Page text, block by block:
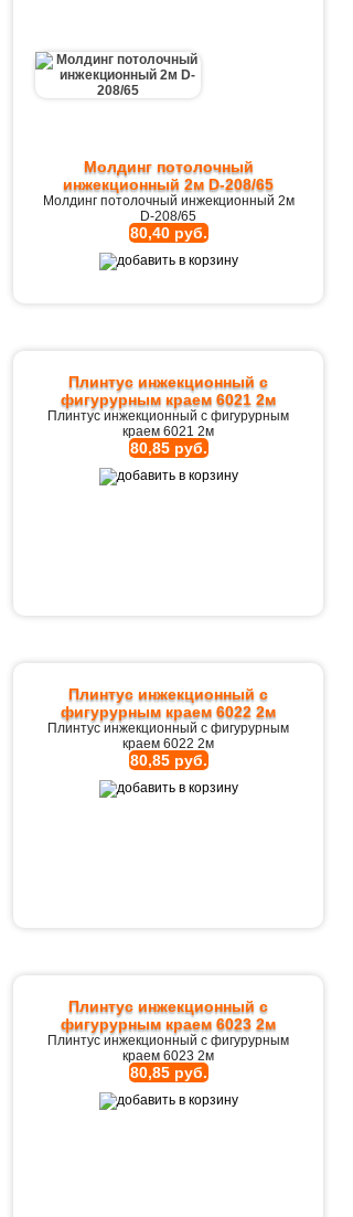
Молдинг потолочный
инжекционный 2м D-208/65
Молдинг потолочный инжекционный 2м
D-208/65
80,40 руб.
Плинтус инжекционный с
фигурурным краем 6021 2м
Плинтус инжекционный с фигурурным
краем 6021 2м
80,85 руб.
Плинтус инжекционный с
фигурурным краем 6022 2м
Плинтус инжекционный с фигурурным
краем 6022 2м
80,85 руб.
Плинтус инжекционный с
фигурурным краем 6023 2м
Плинтус инжекционный с фигурурным
краем 6023 2м
80,85 руб.